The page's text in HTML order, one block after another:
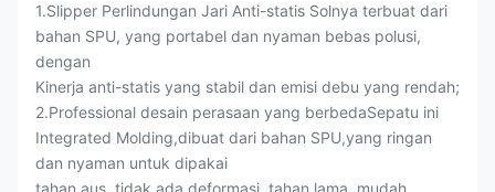
1.Slipper Perlindungan Jari Anti-statis Solnya terbuat dari
bahan SPU, yang portabel dan nyaman bebas polusi,
dengan
Kinerja anti-statis yang stabil dan emisi debu yang rendah;
2.Professional desain perasaan yang berbedaSepatu ini
Integrated Molding,dibuat dari bahan SPU,yang ringan
dan nyaman untuk dipakai
tahan aus, tidak ada deformasi, tahan lama, mudah